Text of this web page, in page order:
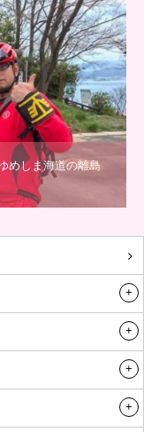
めしま海道の離島